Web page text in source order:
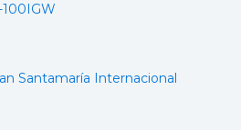
100IGW
Santamaría Internacional